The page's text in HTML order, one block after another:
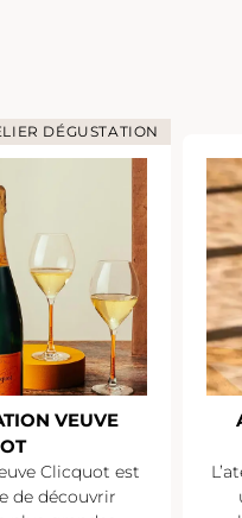
DÉGUSTATION
VEUVE
Clicquot est
de découvrir